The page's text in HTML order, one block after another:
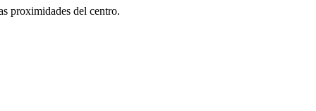
proximidades del centro.